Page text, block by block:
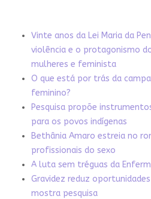
Vinte anos da Lei Maria da
violência e o protagonismo
mulheres e feminista
O que está por trás da
feminino?
Pesquisa propõe
para os povos indígenas
Bethânia Amaro estreia no
profissionais do sexo
A luta sem tréguas da
Gravidez reduz
mostra pesquisa